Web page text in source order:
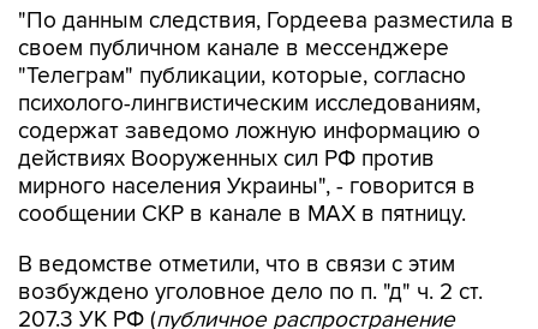
"По данным следствия, Гордеева разместила в
своем публичном канале в мессенджере
"Телеграм" публикации, которые, согласно
психолого-лингвистическим исследованиям,
содержат заведомо ложную информацию о
действиях Вооруженных сил РФ против
мирного населения Украины", - говорится в
сообщении СКР в канале в MAX в пятницу.
В ведомстве отметили, что в связи с этим
возбуждено уголовное дело по п. "д" ч. 2 ст.
207.3 УК РФ (публичное распространение